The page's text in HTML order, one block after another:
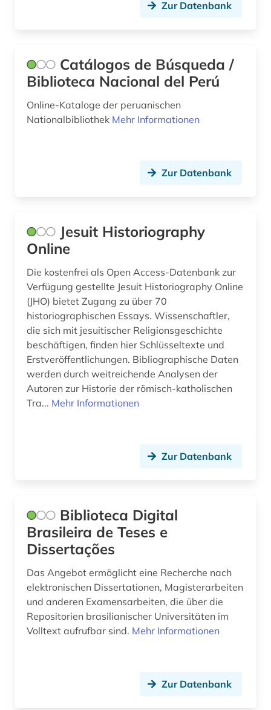
Zur Datenbank
Catálogos de Búsqueda /
Biblioteca Nacional del Perú
Online-Kataloge der peruanischen
Nationalbibliothek Mehr Informationen
Zur Datenbank
Jesuit Historiography
Online
Die kostenfrei als Open Access-Datenbank zur
Verfügung gestellte Jesuit Historiography Online
(JHO) bietet Zugang zu über 70
historiographischen Essays. Wissenschaftler,
die sich mit jesuitischer Religionsgeschichte
beschäftigen, finden hier Schlüsseltexte und
Erstveröffentlichungen. Bibliographische Daten
werden durch weitreichende Analysen der
Autoren zur Historie der römisch-katholischen
Tra... Mehr Informationen
Zur Datenbank
Biblioteca Digital
Brasileira de Teses e
Dissertações
Das Angebot ermöglicht eine Recherche nach
elektronischen Dissertationen, Magisterarbeiten
und anderen Examensarbeiten, die über die
Repositorien brasilianischer Universitäten im
Volltext aufrufbar sind. Mehr Informationen
Zur Datenbank